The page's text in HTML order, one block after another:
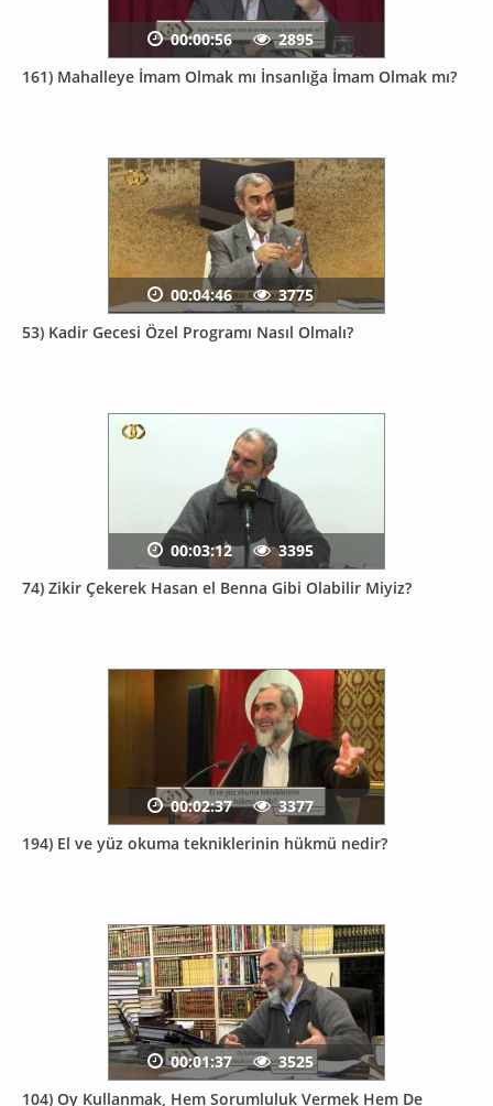
161) Mahalleye İmam Olmak mı İnsanlığa İmam Olmak mı?
00:00:56 2895
53) Kadir Gecesi Özel Programı Nasıl Olmalı?
00:04:46 3775
74) Zikir Çekerek Hasan el Benna Gibi Olabilir Miyiz?
00:03:12 3395
194) El ve yüz okuma tekniklerinin hükmü nedir?
00:02:37 3377
104) Oy Kullanmak, Hem Sorumluluk Vermek Hem De
00:01:37 3525